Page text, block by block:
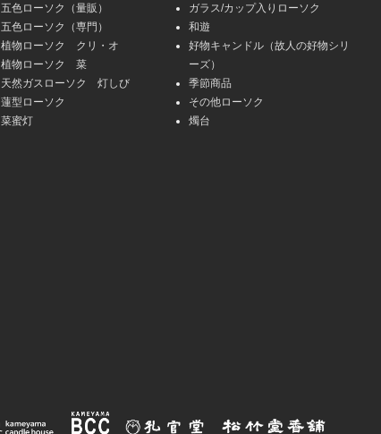
五色ローソク（量販）
五色ローソク（専門）
植物ローソク クリ・オ
植物ローソク 菜
天然ガスローソク 灯しび
蓮型ローソク
菜蜜灯
ガラス/カップ入りローソク
和遊
好物キャンドル（故人の好物シリ
ーズ）
季節商品
その他ローソク
燭台